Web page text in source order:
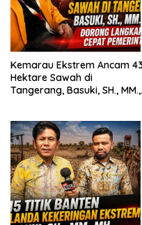
Kemarau Ekstrem Ancam 43
Hektare Sawah di
Tangerang, Basuki, SH., MM.,